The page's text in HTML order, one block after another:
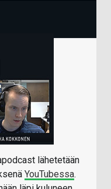
lähetetään
YouTubessa.